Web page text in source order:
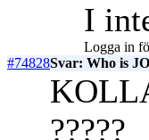
I
Logga in
#74828Svar: Who is
?????